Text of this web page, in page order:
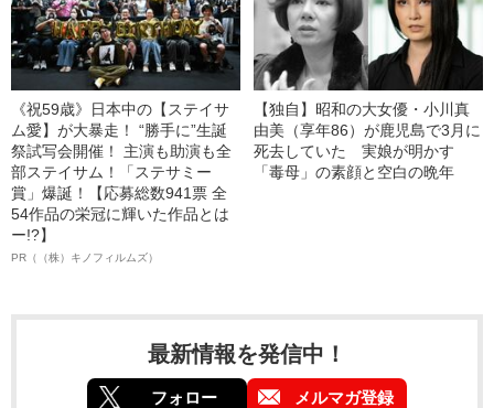
《祝59歳》日本中の【ステイサ
ム愛】が大暴走！ “勝手に”生誕
祭試写会開催！ 主演も助演も全
部ステイサム！「ステサミー
賞」爆誕！【応募総数941票 全
54作品の栄冠に輝いた作品とは
ー!?】
PR（（株）キノフィルムズ）
【独自】昭和の大女優・小川真
由美（享年86）が鹿児島で3月に
死去していた 実娘が明かす
「毒母」の素顔と空白の晩年
最新情報を発信中！
フォロー メルマガ登録